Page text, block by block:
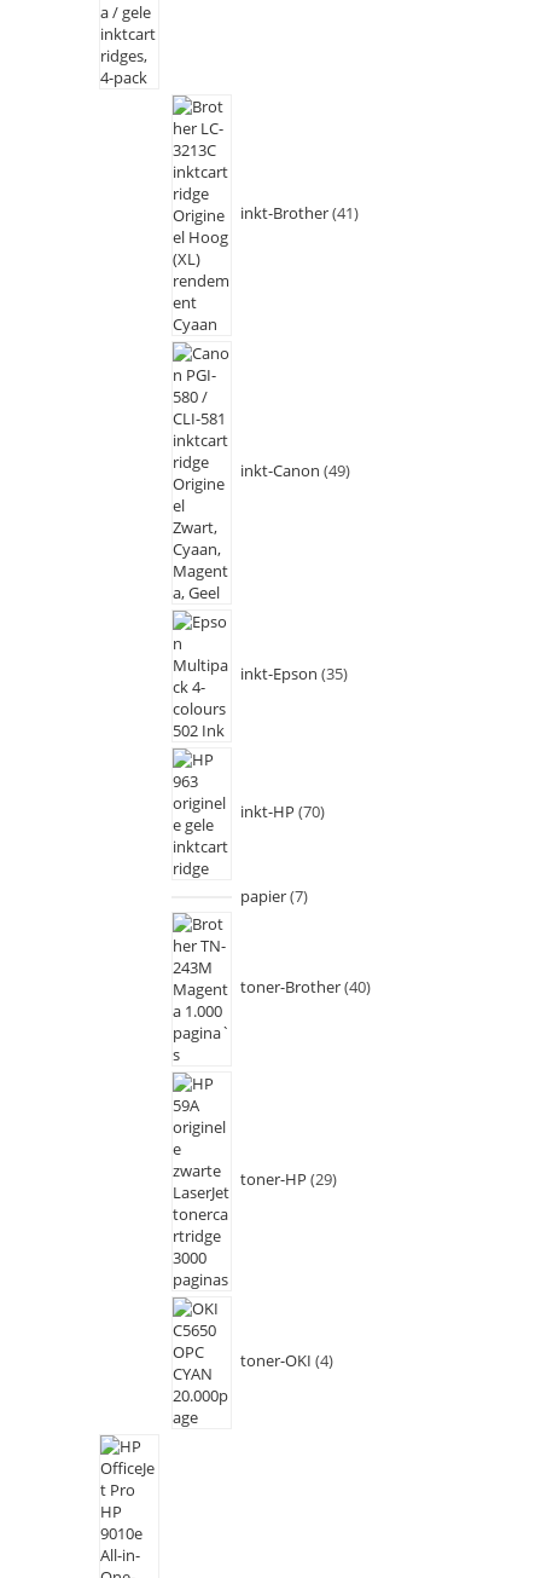
inkt-Brother 41
inkt-Canon 49
inkt-Epson 35
inkt-HP 70
papier 7
toner-Brother 40
toner-HP 29
toner-OKI 4